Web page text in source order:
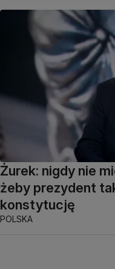
Żurek: nigdy nie
żeby prezydent
konstytucję
POLSKA